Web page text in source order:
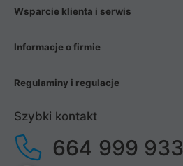
Wsparcie klienta i serwis
Informacje o firmie
Regulaminy i regulacje
Szybki kontakt
664 999 933